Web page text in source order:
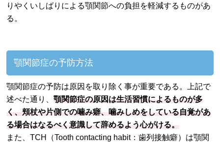
りやくいしばりによる顎関節への負担を軽減するものがあ
る。
顎関節症の予防方法
顎関節症の予防は原因を取り除く事が重要である。上記で
述べた通り、顎関節症の原因は生活習慣によるものが多
く、頬杖や片側での噛み癖、噛みしめをしている自覚があ
る場合はなるべく意識して辞めるよう心がける。
また、TCH（Tooth contacting habit：歯列接触癖）は顎関